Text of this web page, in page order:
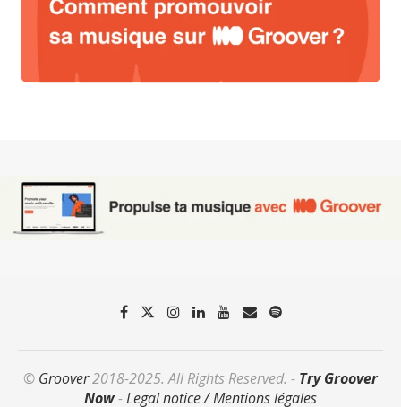
© Groover2018-2025. All Rights Reserved. - Try Groover
Now-Legal notice / Mentions légales